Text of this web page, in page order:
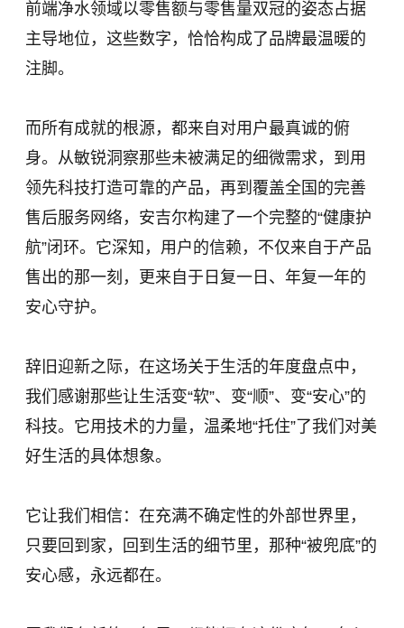
前端净水领域以零售额与零售量双冠的姿态占据
主导地位，这些数字，恰恰构成了品牌最温暖的
注脚。
而所有成就的根源，都来自对用户最真诚的俯
身。从敏锐洞察那些未被满足的细微需求，到用
领先科技打造可靠的产品，再到覆盖全国的完善
售后服务网络，安吉尔构建了一个完整的“健康护
航”闭环。它深知，用户的信赖，不仅来自于产品
售出的那一刻，更来自于日复一日、年复一年的
安心守护。
辞旧迎新之际，在这场关于生活的年度盘点中，
我们感谢那些让生活变“软”、变“顺”、变“安心”的
科技。它用技术的力量，温柔地“托住”了我们对美
好生活的具体想象。
它让我们相信：在充满不确定性的外部世界里，
只要回到家，回到生活的细节里，那种“被兜底”的
安心感，永远都在。